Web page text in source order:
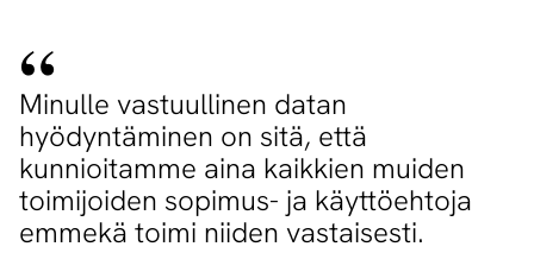
Minulle vastuullinen datan
hyödyntäminen on sitä, että
kunnioitamme aina kaikkien muiden
toimijoiden sopimus- ja käyttöehtoja
emmekä toimi niiden vastaisesti.